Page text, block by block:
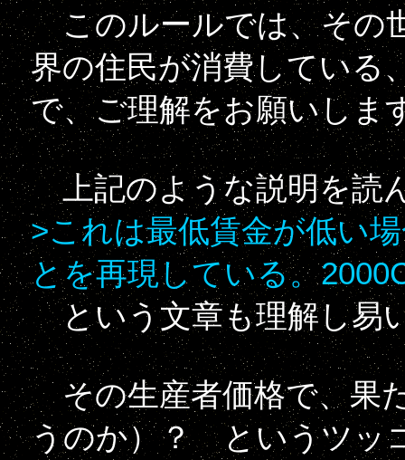
このルールでは、その
界の住民が消費している
で、ご理解をお願いしま
上記のような説明を読
>これは最低賃金が低い
とを再現している。
という文章も理解し易
その生産者価格で、果
うのか）？ というツッ